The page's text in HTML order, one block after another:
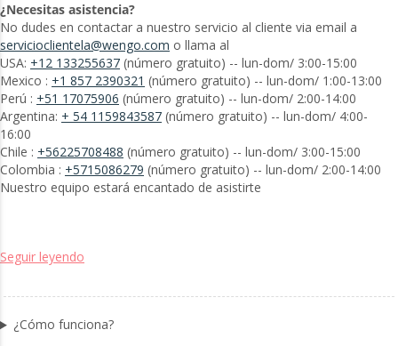
¿Necesitas asistencia?
No dudes en contactar a nuestro servicio al cliente via email a
servicioclientela@wengo.com o llama al
USA: +12 133255637
(número gratuito) -- lun-dom/ 3:00-15:00
Mexico : +1 857 2390321
(número gratuito) -- lun-dom/ 1:00-13:00
Perú : +51 17075906
(número gratuito) -- lun-dom/ 2:00-14:00
Argentina: + 54 1159843587
16:00
Chile : +56225708488
(número gratuito) -- lun-dom/ 3:00-15:00
Colombia : +5715086279
(número gratuito) -- lun-dom/ 2:00-14:00
Nuestro equipo estará encantado de asistirte
Seguir leyendo
¿Cómo funciona?